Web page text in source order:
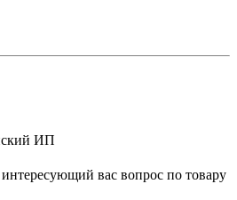
ИП
вас вопрос по товару